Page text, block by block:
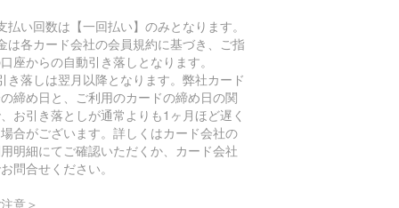
払い回数は【一回払い】のみとなります。
は各カード会社の会員規約に基づき、ご指
座からの自動引き落しとなります。
き落しは翌月以降となります。弊社カード
締め日と、ご利用のカードの締め日の関
お引き落としが通常よりも1ヶ月ほど遅く
合がございます。詳しくはカード会社の
明細にてご確認いただくか、カード会社
問合せください。
意＞